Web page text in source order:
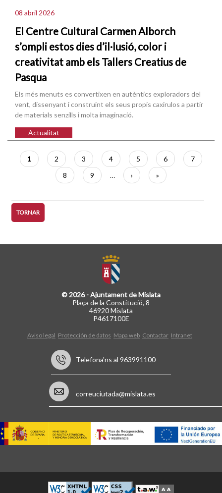
08 abril 2026
El Centre Cultural Carmen Alborch
s’ompli estos dies d’il·lusió, color i
creativitat amb els Tallers Creatius de
Pasqua
Els més menuts es convertixen en autèntics exploradors del
vent, dissenyant i construint els seus propis caxirulos a partir
de materials senzills i molta imaginació.
Actualitat
Paginació
Pàgina
actual
1 Pàgina
2 Pàgina
3 Pàgina
4 Pàgina
5 Pàgina
6 Pàgina
7
Pàgina
8 Pàgina
9 …
Pàgina
següent
›
Última
pàgina
»
TORNAR
© 2026 - Ajuntament de Mislata
Plaça de la Constitució, 8
46920 Mislata
P4617100E
Aviso legal Protección de datos Mapa web Contactar Intranet
Telefona'ns al 963991100
correuciutada@mislata.es